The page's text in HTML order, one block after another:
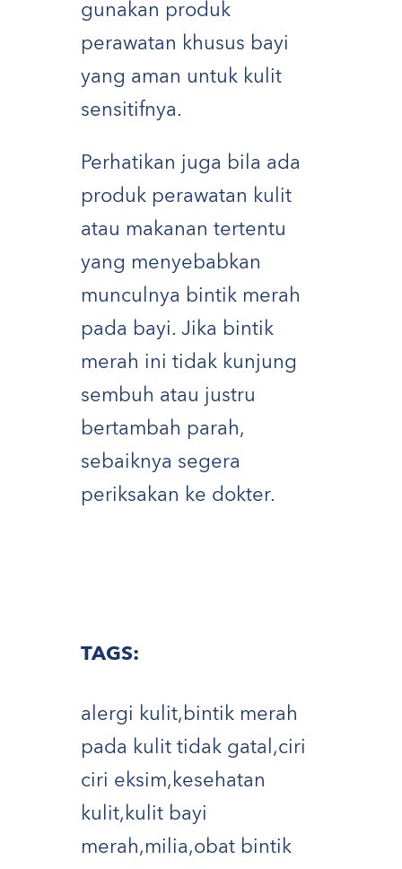
gunakan produk
perawatan khusus bayi
yang aman untuk kulit
sensitifnya.
Perhatikan juga bila ada
produk perawatan kulit
atau makanan tertentu
yang menyebabkan
munculnya bintik merah
pada bayi. Jika bintik
merah ini tidak kunjung
sembuh atau justru
bertambah parah,
sebaiknya segera
periksakan ke dokter.
TAGS:
alergi kulit, bintik merah
pada kulit tidak gatal ,ciri
ciri eksim, kesehatan
kulit, kulit bayi
merah,milia,obat bintik